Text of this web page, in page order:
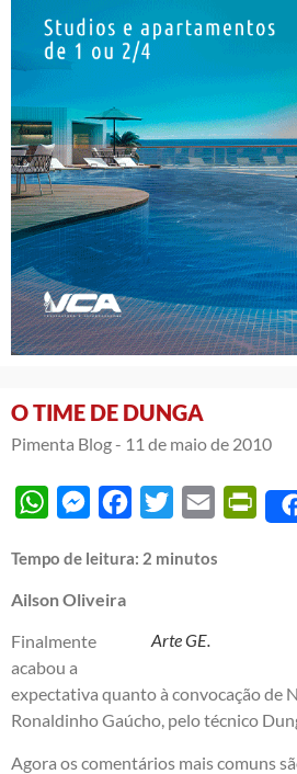
O TIME DE DUNGA
Pimenta Blog - 11 de maio de 2010
WhatsAppMessengerFacebook
Twitter Email
Tempo de leitura: 2 minutos
Ailson Oliveira
Arte GE.
Finalmente
acabou a
expectativa quanto à convocação de
Ronaldinho Gaúcho, pelo técnico
Agora os comentários mais comuns